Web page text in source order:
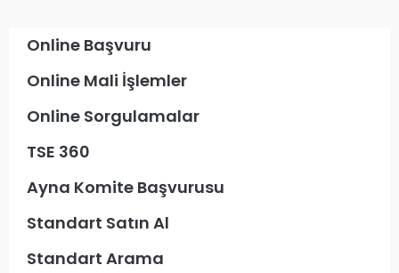
Online Başvuru
Online Mali İşlemler
Online Sorgulamalar
TSE 360
Ayna Komite Başvurusu
Standart Satın Al
Standart Arama